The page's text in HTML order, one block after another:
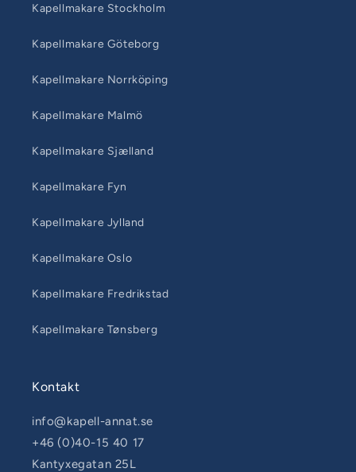
Kapellmakare Stockholm
Kapellmakare Göteborg
Kapellmakare Norrköping
Kapellmakare Malmö
Kapellmakare Sjælland
Kapellmakare Fyn
Kapellmakare Jylland
Kapellmakare Oslo
Kapellmakare Fredrikstad
Kapellmakare Tønsberg
Kontakt
info@kapell-annat.se
+46 (0)40-15 40 17
Kantyxegatan 25L